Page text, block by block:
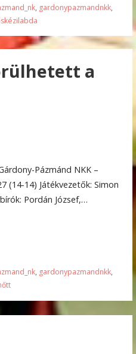
, gardonypazmandnkk,
a
Pázmánd NKK –
(14-14) Játékvezetők: Simon
Pordán József,…
, gardonypazmandnkk,